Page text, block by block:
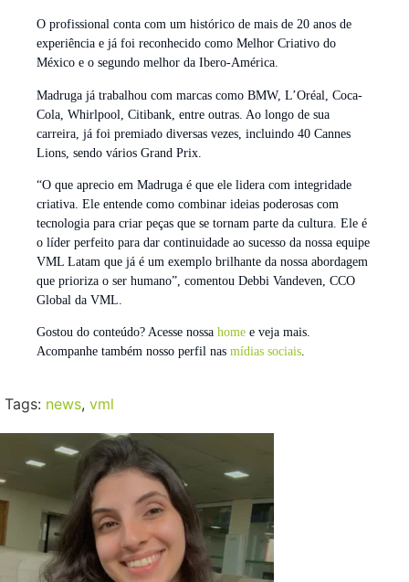
O profissional conta com um histórico de mais de 20 anos de
experiência e já foi reconhecido como Melhor Criativo do
México e o segundo melhor da Ibero-América.
Madruga já trabalhou com marcas como BMW, L’Oréal, Coca-
Cola, Whirlpool, Citibank, entre outras. Ao longo de sua
carreira, já foi premiado diversas vezes, incluindo 40 Cannes
Lions, sendo vários Grand Prix.
“O que aprecio em Madruga é que ele lidera com integridade
criativa. Ele entende como combinar ideias poderosas com
tecnologia para criar peças que se tornam parte da cultura. Ele é
o líder perfeito para dar continuidade ao sucesso da nossa equipe
VML Latam que já é um exemplo brilhante da nossa abordagem
que prioriza o ser humano”, comentou Debbi Vandeven, CCO
Global da VML.
Gostou do conteúdo? Acesse nossa home e veja mais.
Acompanhe também nosso perfil nas mídias sociais.
Tags: news, vml